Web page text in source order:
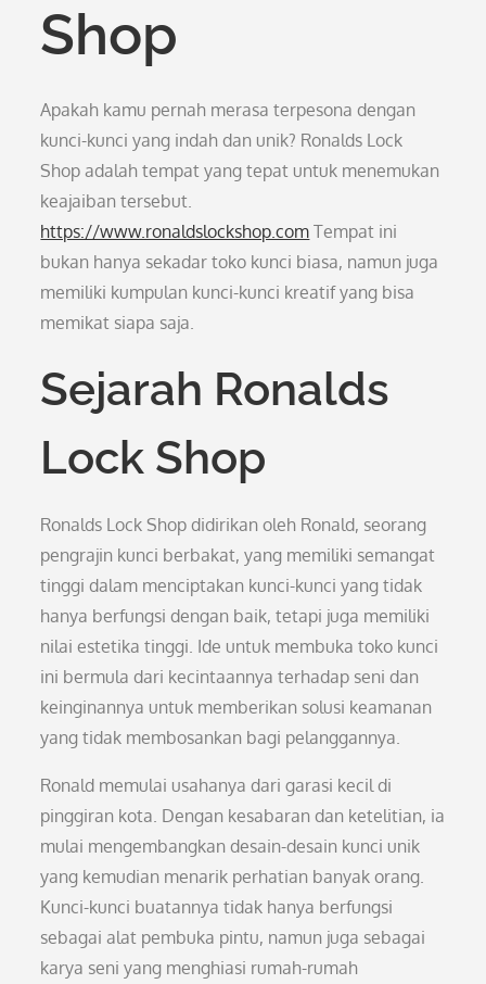
Shop
Apakah kamu pernah merasa terpesona dengan
kunci-kunci yang indah dan unik? Ronalds Lock
Shop adalah tempat yang tepat untuk menemukan
keajaiban tersebut.
https://www.ronaldslockshop.com Tempat ini
bukan hanya sekadar toko kunci biasa, namun juga
memiliki kumpulan kunci-kunci kreatif yang bisa
memikat siapa saja.
Sejarah Ronalds
Lock Shop
Ronalds Lock Shop didirikan oleh Ronald, seorang
pengrajin kunci berbakat, yang memiliki semangat
tinggi dalam menciptakan kunci-kunci yang tidak
hanya berfungsi dengan baik, tetapi juga memiliki
nilai estetika tinggi. Ide untuk membuka toko kunci
ini bermula dari kecintaannya terhadap seni dan
keinginannya untuk memberikan solusi keamanan
yang tidak membosankan bagi pelanggannya.
Ronald memulai usahanya dari garasi kecil di
pinggiran kota. Dengan kesabaran dan ketelitian, ia
mulai mengembangkan desain-desain kunci unik
yang kemudian menarik perhatian banyak orang.
Kunci-kunci buatannya tidak hanya berfungsi
sebagai alat pembuka pintu, namun juga sebagai
karya seni yang menghiasi rumah-rumah